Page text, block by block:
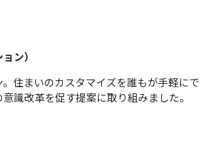
ン）
住まいのカスタマイズを誰もが手軽に
識改革を促す提案に取り組みました。